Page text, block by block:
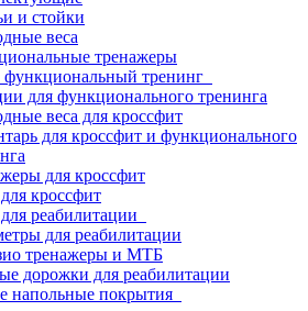
и стойки
веса
тренажеры
тренинг
для функционального тренинга
веса для кроссфит
для кроссфит и функционального
для кроссфит
кроссфит
реабилитации
для реабилитации
тренажеры и МТБ
дорожки для реабилитации
напольные покрытия